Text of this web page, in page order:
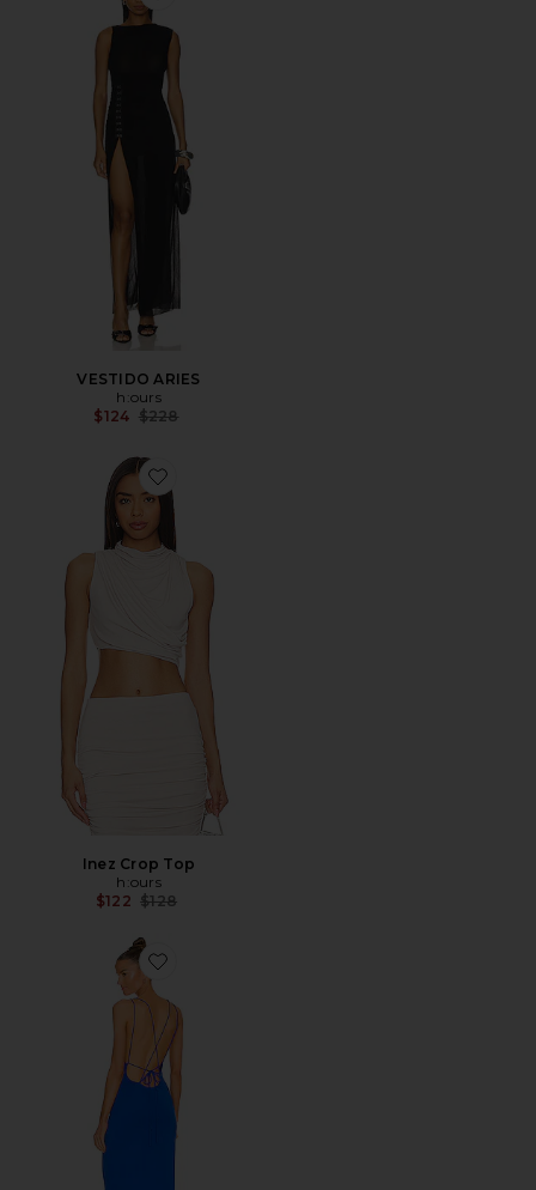
Favorite VESTIDO ARIES
VESTIDO ARIES
h:ours
$124 Previous price:
$228
Favorite Inez Crop Top
Inez Crop Top
h:ours
$122 Previous price:
$128
Favorite VESTIDO MIDI SELENA